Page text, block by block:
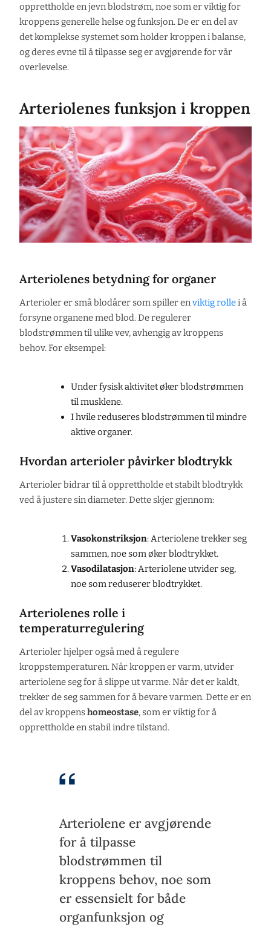
opprettholde en jevn blodstrøm, noe som er viktig for
kroppens generelle helse og funksjon. De er en del av
det komplekse systemet som holder kroppen i balanse,
og deres evne til å tilpasse seg er avgjørende for vår
overlevelse.
Arteriolenes funksjon i kroppen
Arteriolenes betydning for organer
Arterioler er små blodårer som spiller enviktig rollei å
forsyne organene med blod. De regulerer
blodstrømmen til ulike vev, avhengig av kroppens
behov. For eksempel:
Under fysisk aktivitet øker blodstrømmen
til musklene.
I hvile reduseres blodstrømmen til mindre
aktive organer.
Hvordan arterioler påvirker blodtrykk
Arterioler bidrar til å opprettholde et stabilt blodtrykk
ved å justere sin diameter. Dette skjer gjennom:
Vasokonstriksjon: Arteriolene trekker seg
sammen, noe som øker blodtrykket.
Vasodilatasjon: Arteriolene utvider seg,
noe som reduserer blodtrykket.
Arteriolenes rolle i
temperaturregulering
Arterioler hjelper også med å regulere
kroppstemperaturen. Når kroppen er varm, utvider
arteriolene seg for å slippe ut varme. Når det er kaldt,
trekker de seg sammen for å bevare varmen. Dette er en
del av kroppenshomeostase, som er viktig for å
opprettholde en stabil indre tilstand.
Arteriolene er avgjørende
for å tilpasse
blodstrømmen til
kroppens behov, noe som
er essensielt for både
organfunksjon og